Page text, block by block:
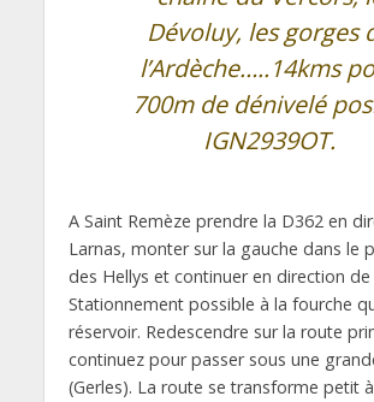
Dévoluy, les gorges
l’Ardèche…..14kms
700m de dénivelé
IGN2939OT.
A Saint Remèze prendre la D362 en
Larnas, monter sur la gauche dans le
des Hellys et continuer en direction de
Stationnement possible à la fourche
réservoir. Redescendre sur la route
continuez pour passer sous une
(Gerles). La route se transforme petit